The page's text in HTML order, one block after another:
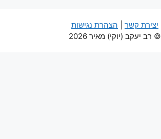
יצירת קשר
הצהרת נגישות
© רב יעקב (יוקי) מאיר 2026